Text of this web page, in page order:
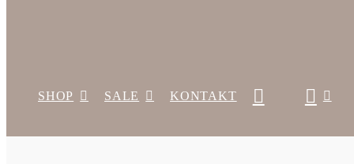
SHOP SALE KONTAKT